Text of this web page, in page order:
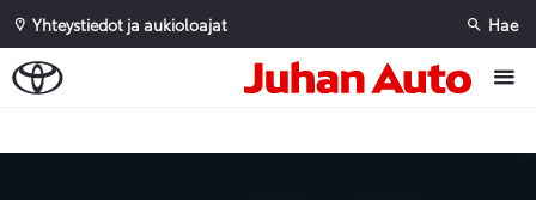
Yhteystiedot ja aukioloajat Hae